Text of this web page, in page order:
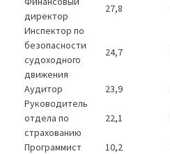
директор
27,8
Инспектор по
безопасности
судоходного
движения
24,7
Аудитор 23,9
Руководитель
отдела по
страхованию
22,1
Программист 10,2